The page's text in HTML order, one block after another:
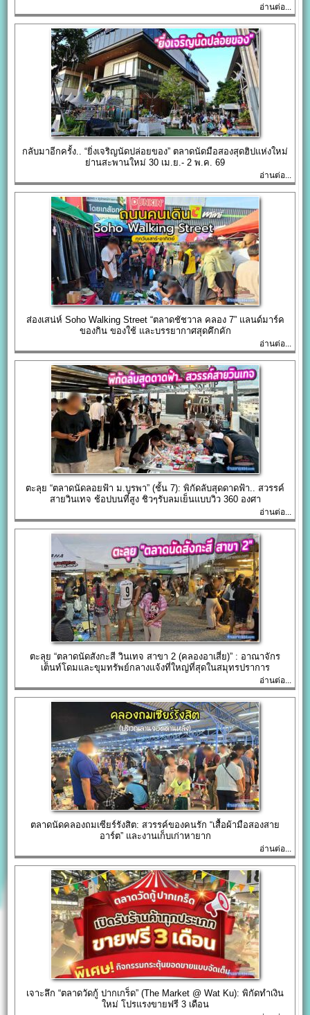
อ่านต่อ...
กลับมาอีกครั้ง.. “ยิ่งเจริญนัดปล่อยของ” ตลาดนัดมือสองสุดฮิปแห่งใหม่
ย่านสะพานใหม่ 30 เม.ย.- 2 พ.ค. 69
อ่านต่อ...
ส่องเสน่ห์ Soho Walking Street “ตลาดชัชวาล คลอง 7” แลนด์มาร์ค
ของกิน ของใช้ และบรรยากาศสุดคึกคัก
อ่านต่อ...
ตะลุย “ตลาดนัดลอยฟ้า ม.บูรพา” (ชั้น 7): พิกัดลับสุดดาดฟ้า.. สวรรค์
สายวินเทจ ช้อปบนที่สูง ชิวๆรับลมเย็นแบบวิว 360 องศา
อ่านต่อ...
ตะลุย “ตลาดนัดสังกะสี วินเทจ สาขา 2 (คลองอาเสี่ย)” : อาณาจักร
เต็นท์โดมและขุมทรัพย์กลางแจ้งที่ใหญ่ที่สุดในสมุทรปราการ
อ่านต่อ...
ตลาดนัดคลองถมเซียร์รังสิต: สวรรค์ของคนรัก “เสื้อผ้ามือสองสาย
อาร์ต” และงานเก็บเก่าหายาก
อ่านต่อ...
เจาะลึก “ตลาดวัดกู้ ปากเกร็ด” (The Market @ Wat Ku): พิกัดทำเงิน
ใหม่ โปรแรงขายฟรี 3 เดือน